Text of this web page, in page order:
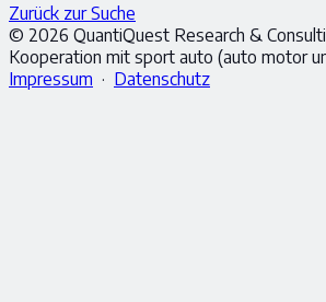
Zurück zur Suche
© 2026 QuantiQuest Research &
Kooperation mit sport auto (auto motor
Impressum · Datenschutz